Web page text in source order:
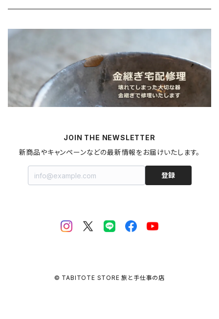
梅干し
麺類
パスタ
蜜蝋ワックス
アロマストーン
拭き漆キット
青森県
JOIN THE NEWSLETTER
新商品やキャンペーンなどの最新情報をお届けいたします。
登録
© TABITOTE STORE 旅と手仕事の店